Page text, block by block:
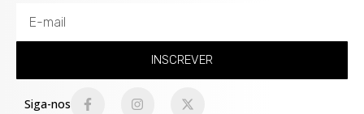
INSCREVER
Siga-nos